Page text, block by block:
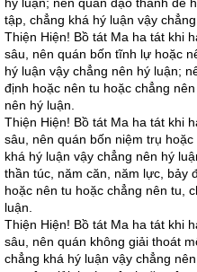
tập, chẳng khá hý luận vậy chẳng
Thiện Hiện! Bồ tát Ma ha tát khi
sâu, nên quán bốn tĩnh lự hoặc
hý luận vậy chẳng nên hý luận;
định hoặc nên tu hoặc chẳng
nên hý luận.
Thiện Hiện! Bồ tát Ma ha tát khi
sâu, nên quán bốn niệm trụ
khá hý luận vậy chẳng nên hý
thần túc, năm căn, năm lực, bảy
hoặc nên tu hoặc chẳng nên tu,
luận.
Thiện Hiện! Bồ tát Ma ha tát khi
sâu, nên quán không giải thoát
chẳng khá hý luận vậy chẳng